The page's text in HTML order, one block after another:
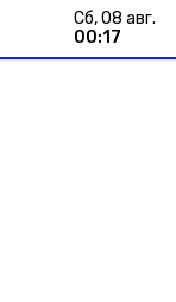
сб, 08 авг.
00:17